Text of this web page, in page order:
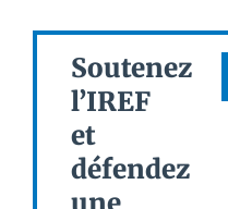
Soutenez
l’IREF
et
défendez